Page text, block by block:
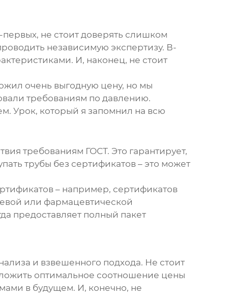
не стоит доверять слишком
независимую экспертизу. В-
И, наконец, не стоит
очень выгодную цену, но мы
требованиям по давлению.
Урок, который я запомнил на всю
требованиям ГОСТ. Это гарантирует,
трубы без сертификатов – это может
– например, сертификатов
или фармацевтической
предоставляет полный пакет
и взвешенного подхода. Не стоит
оптимальное соотношение цены
в будущем. И, конечно, не